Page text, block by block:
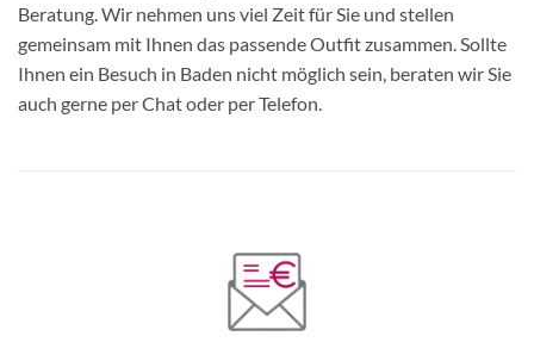
Beratung. Wir nehmen uns viel Zeit für Sie und stellen
gemeinsam mit Ihnen das passende Outfit zusammen. Sollte
Ihnen ein Besuch in Baden nicht möglich sein, beraten wir Sie
auch gerne per Chat oder per Telefon.